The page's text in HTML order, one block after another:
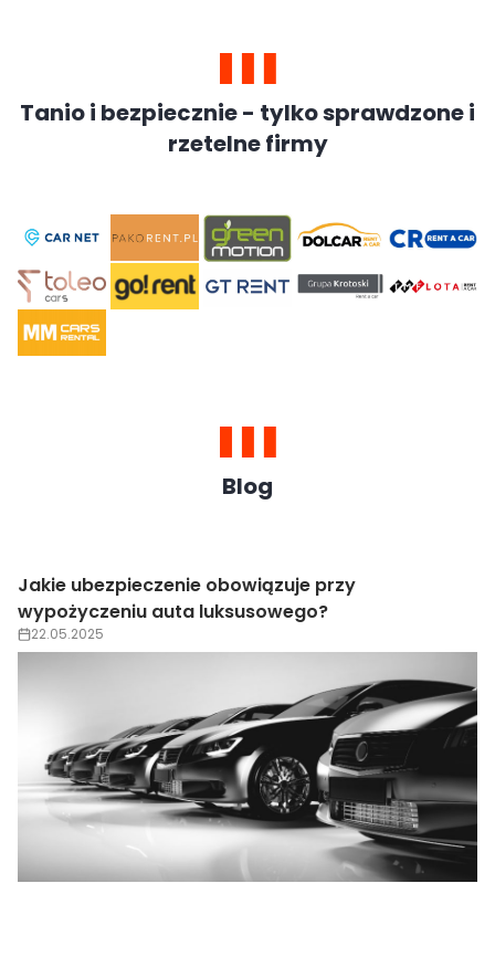
Tanio i bezpiecznie - tylko sprawdzone i
rzetelne firmy
Blog
Jakie ubezpieczenie obowiązuje przy
wypożyczeniu auta luksusowego?
22.05.2025